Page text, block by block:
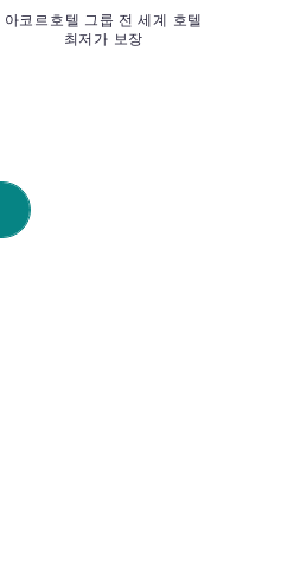
아코르호텔 그룹 전 세계 호텔
최저가 보장